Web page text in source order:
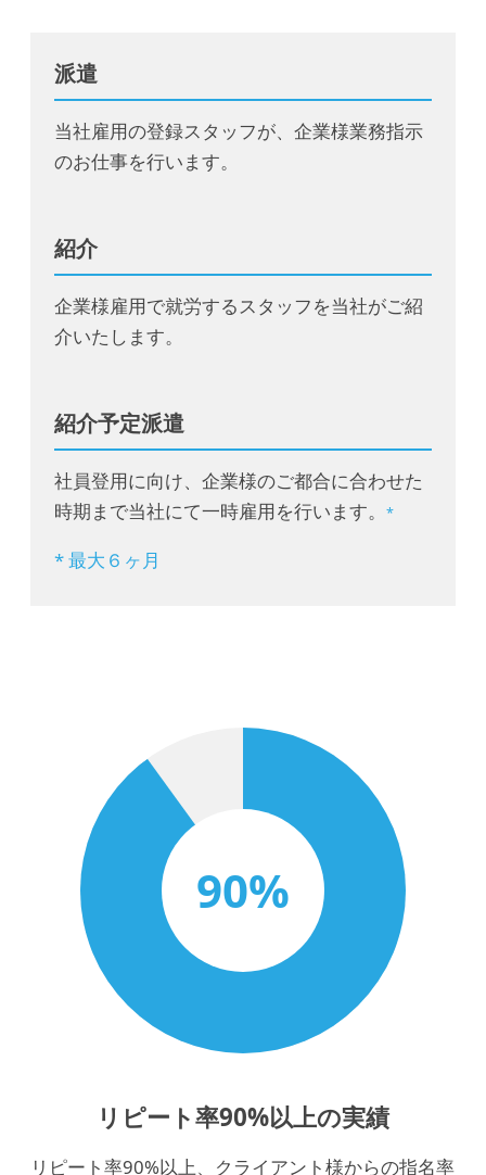
派遣
当社雇用の登録スタッフが、企業様業務指示
のお仕事を行います。
紹介
企業様雇用で就労するスタッフを当社がご紹
介いたします。
紹介予定派遣
社員登用に向け、企業様のご都合に合わせた
時期まで当社にて一時雇用を行います。*
* 最大６ヶ月
リピート率90%以上の実績
リピート率90%以上、クライアント様からの指名率